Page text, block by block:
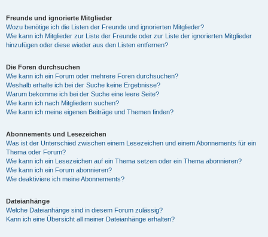
Freunde und ignorierte Mitglieder
Wozu benötige ich die Listen der Freunde und ignorierten Mitglieder?
Wie kann ich Mitglieder zur Liste der Freunde oder zur Liste der ignorierten Mitglieder
hinzufügen oder diese wieder aus den Listen entfernen?
Die Foren durchsuchen
Wie kann ich ein Forum oder mehrere Foren durchsuchen?
Weshalb erhalte ich bei der Suche keine Ergebnisse?
Warum bekomme ich bei der Suche eine leere Seite?
Wie kann ich nach Mitgliedern suchen?
Wie kann ich meine eigenen Beiträge und Themen finden?
Abonnements und Lesezeichen
Was ist der Unterschied zwischen einem Lesezeichen und einem Abonnements für ein
Thema oder Forum?
Wie kann ich ein Lesezeichen auf ein Thema setzen oder ein Thema abonnieren?
Wie kann ich ein Forum abonnieren?
Wie deaktiviere ich meine Abonnements?
Dateianhänge
Welche Dateianhänge sind in diesem Forum zulässig?
Kann ich eine Übersicht all meiner Dateianhänge erhalten?